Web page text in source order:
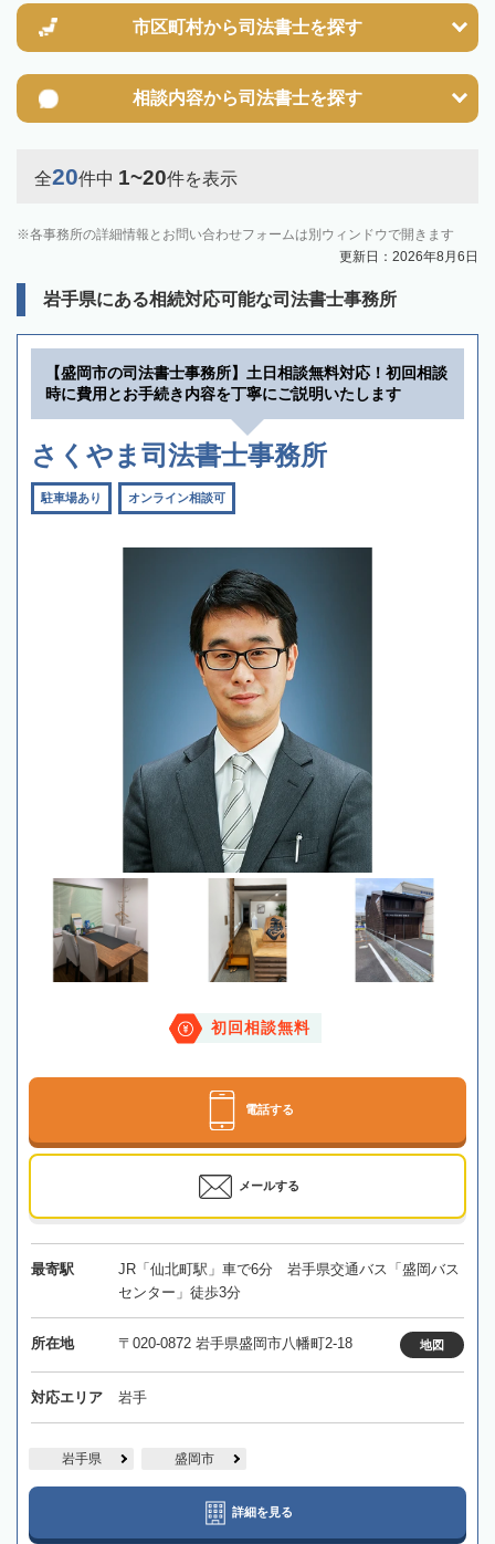
市区町村から司法書士を探す
相談内容から司法書士を探す
全20件中 1~20件を表示
各事務所の詳細情報とお問い合わせフォームは別ウィンドウで開きます
更新日：2026年8月6日
岩手県にある相続対応可能な司法書士事務所
【盛岡市の司法書士事務所】土日相談無料対応！初回相談
時に費用とお手続き内容を丁寧にご説明いたします
さくやま司法書士事務所
駐車場あり オンライン相談可
初回相談無料
電話する
メールする
最寄駅
JR「仙北町駅」車で6分 岩手県交通バス「盛岡バス
センター」徒歩3分
所在地 〒020-0872 岩手県盛岡市八幡町2-18 地図
対応エリア 岩手
岩手県 盛岡市
詳細を見る